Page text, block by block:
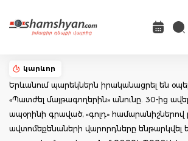
կարևոր
Երևանում պարեկներն իրականացրել են
«Պատժել մայթագողերին» անունը. 30-ից
ապօրինի գրաված, «գոլդ»
ավտոմեքենաների վարորդները ենթարկվել